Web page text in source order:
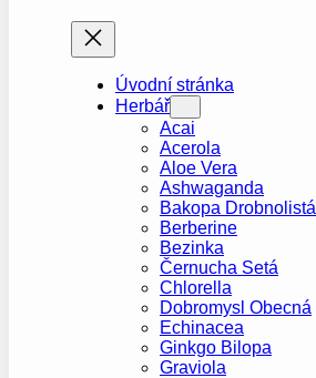
Úvodní stránka
Herbář
Acai
Acerola
Aloe Vera
Ashwaganda
Bakopa Drobnolistá
Berberine
Bezinka
Černucha Setá
Chlorella
Dobromysl Obecná
Echinacea
Ginkgo Bilopa
Graviola